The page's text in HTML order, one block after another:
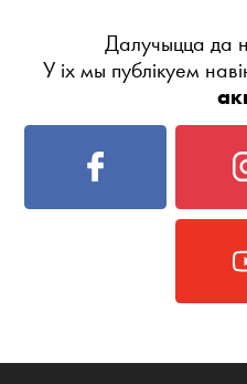
Далучыцца да
У іх мы публікуем